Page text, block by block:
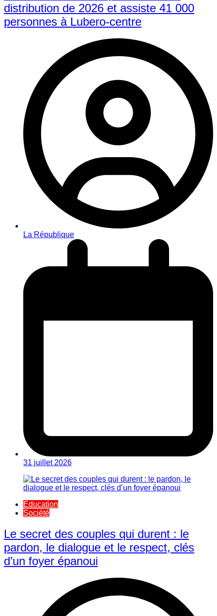
distribution de 2026 et assiste 41 000
personnes à Lubero-centre
La République
31 juillet 2026
Éducation
Société
Le secret des couples qui durent : le
pardon, le dialogue et le respect, clés
d’un foyer épanoui